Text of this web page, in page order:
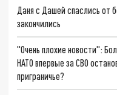
Даня с Дашей спаслись от
закончились
"Очень плохие новости":
НАТО впервые за СВО
приграничье?